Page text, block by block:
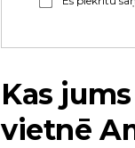
Kas
vietnē